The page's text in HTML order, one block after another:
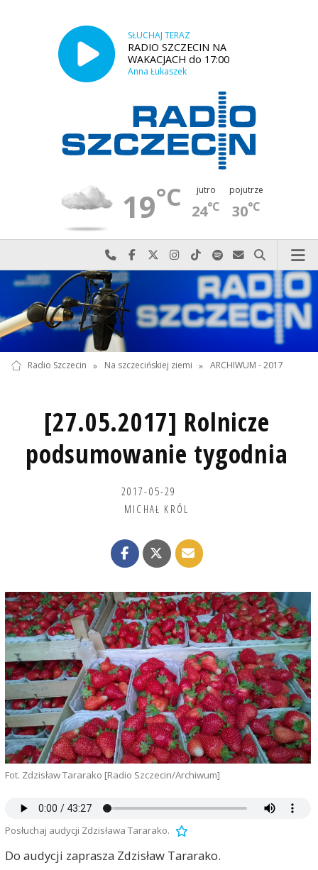
SŁUCHAJ TERAZ
RADIO SZCZECIN NA
WAKACJACH do 17:00
Anna Łukaszek
19°C jutro
24°C
pojutrze
30°C
Najlepiej po prostu do nas zadzwoń
Odwiedź nas na Facebook-u
Odwiedź nas na X
Odwiedź nas na Instagram-ie
Odwiedź nas na TikTok-u
Szukaj nas na Spotify
Wyślij do nas
Szukaj
Radio Szczecin » Na szczecińskiej ziemi » ARCHIWUM - 2017
[27.05.2017] Rolnicze
podsumowanie tygodnia
2017-05-29
MICHAŁ KRÓL
Fot. Zdzisław Tararako [Radio Szczecin/Archiwum]
Posłuchaj audycji Zdzisława Tararako.
Do audycji zaprasza Zdzisław Tararako.